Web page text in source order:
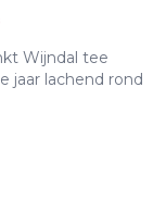
Wijndal tee
jaar lachend rond